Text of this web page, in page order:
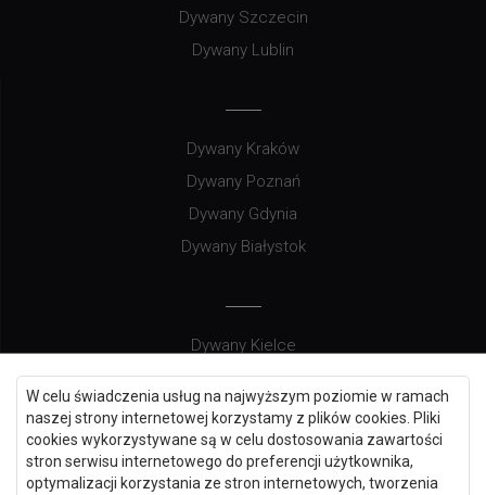
W celu świadczenia usług na najwyższym poziomie w ramach
naszej strony internetowej korzystamy z plików cookies. Pliki
cookies wykorzystywane są w celu dostosowania zawartości
stron serwisu internetowego do preferencji użytkownika,
optymalizacji korzystania ze stron internetowych, tworzenia
Dywany Szczecin
Dywany Lublin
Dywany Kraków
Dywany Poznań
Dywany Gdynia
Dywany Białystok
Dywany Kielce
Dywany Gdańsk
Dywany Toruń
Dywany Bydgoszcz